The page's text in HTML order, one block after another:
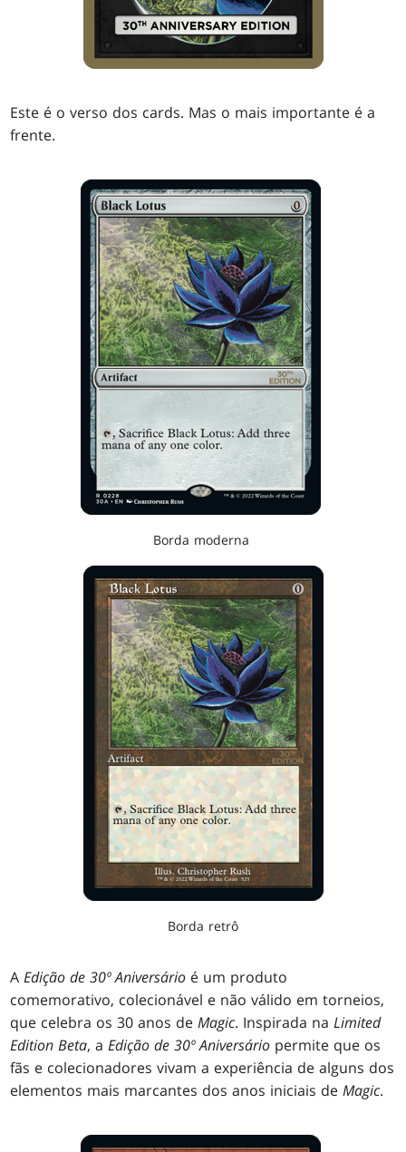
Este é o verso dos cards. Mas o mais importante é a
frente.
Borda moderna
Borda retrô
A Edição de 30º Aniversário é um produto
comemorativo, colecionável e não válido em torneios,
que celebra os 30 anos deMagic. Inspirada na Limited
Edition Beta, a Edição de 30º Aniversário permite que os
fãs e colecionadores vivam a experiência de alguns dos
elementos mais marcantes dos anos iniciais deMagic.